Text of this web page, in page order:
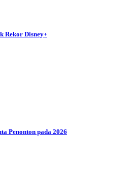
Rekor Disney+
Penonton pada 2026